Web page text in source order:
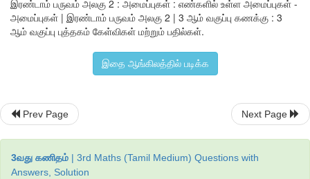
இரண்டாம் பருவம் அலகு 2 : அமைப்புகள் : எண்களில் உள்ள அமைப்புகள் -
அமைப்புகள் | இரண்டாம் பருவம் அலகு 2 | 3 ஆம் வகுப்பு கணக்கு : 3
ஆம் வகுப்பு புத்தகம் கேள்விகள் மற்றும் பதில்கள்.
இதை ஆங்கிலத்தில் படிக்க
Prev Page Next Page
3வது கணிதம் | 3rd Maths (Tamil Medium) Questions with
Answers, Solution